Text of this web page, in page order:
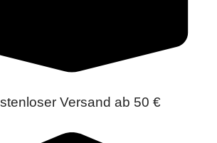
Versand ab 50 €